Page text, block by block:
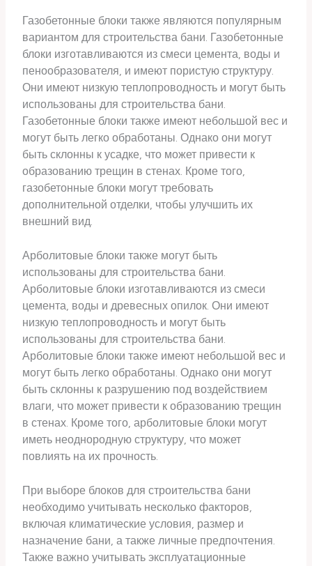
Газобетонные блоки также являются популярным
вариантом для строительства бани. Газобетонные
блоки изготавливаются из смеси цемента, воды и
пенообразователя, и имеют пористую структуру.
Они имеют низкую теплопроводность и могут быть
использованы для строительства бани.
Газобетонные блоки также имеют небольшой вес и
могут быть легко обработаны. Однако они могут
быть склонны к усадке, что может привести к
образованию трещин в стенах. Кроме того,
газобетонные блоки могут требовать
дополнительной отделки, чтобы улучшить их
внешний вид.
Арболитовые блоки также могут быть
использованы для строительства бани.
Арболитовые блоки изготавливаются из смеси
цемента, воды и древесных опилок. Они имеют
низкую теплопроводность и могут быть
использованы для строительства бани.
Арболитовые блоки также имеют небольшой вес и
могут быть легко обработаны. Однако они могут
быть склонны к разрушению под воздействием
влаги, что может привести к образованию трещин
в стенах. Кроме того, арболитовые блоки могут
иметь неоднородную структуру, что может
повлиять на их прочность.
При выборе блоков для строительства бани
необходимо учитывать несколько факторов,
включая климатические условия, размер и
назначение бани, а также личные предпочтения.
Также важно учитывать эксплуатационные